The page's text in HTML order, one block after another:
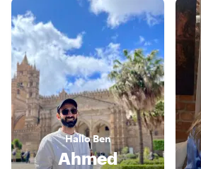
HalloBen
Ahmed